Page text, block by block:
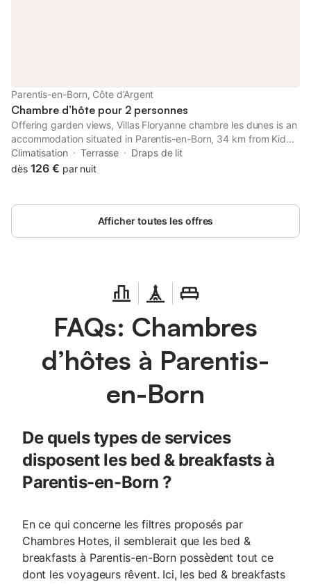
Parentis-en-Born, Côte d’Argent
Chambre d’hôte pour 2 personnes
Offering garden views, Villas Floryanne chambre les dunes is an
accommodation situated in Parentis-en-Born, 34 km from Kid
Parc and 32 km from Aqualand. This property offers access to a
terrace and free private parking.
Climatisation Terrasse
Draps de lit
dès 126 € par nuit
Afficher toutes les offres
FAQs: Chambres
d’hôtes à Parentis-
en-Born
De quels types de services
disposent les bed & breakfasts à
Parentis-en-Born ?
En ce qui concerne les filtres proposés par
Chambres Hotes, il semblerait que les bed &
breakfasts à Parentis-en-Born possèdent tout ce
dont les voyageurs rêvent. Ici, les bed & breakfasts